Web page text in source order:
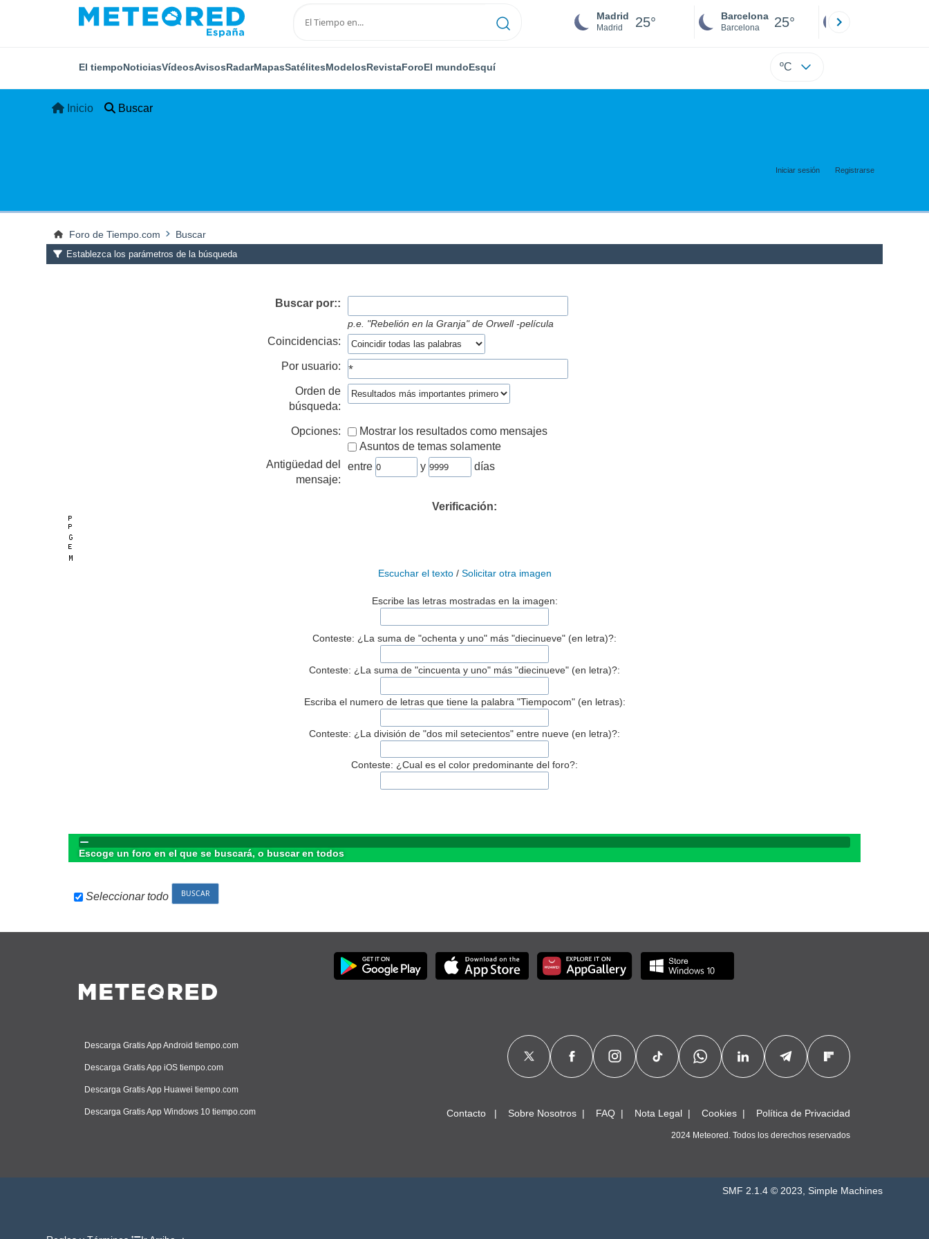
Madrid
Madrid 25° Barcelona
Barcelona 25°
El tiempoNoticiasVídeosAvisosRadarMapasSatélitesModelosRevistaForoEl mundoEsquí ºC
Inicio Buscar
Iniciar sesión Registrarse
Foro de Tiempo.com Buscar
Establezca los parámetros de la búsqueda
Buscar por::
p.e. "Rebelión en la Granja" de Orwell -película
Coincidencias:
Por usuario:
Orden de
búsqueda:
Opciones:
Mostrar los resultados como mensajes
Asuntos de temas solamente
Antigüedad del
mensaje:
entre y días
Verificación:
Escuchar el texto/ Solicitar otra imagen
Escribe las letras mostradas en la imagen:
Conteste: ¿La suma de "ochenta y uno" más "diecinueve" (en letra)?:
Conteste: ¿La suma de "cincuenta y uno" más "diecinueve" (en letra)?:
Escriba el numero de letras que tiene la palabra "Tiempocom" (en letras):
Conteste: ¿La división de "dos mil setecientos" entre nueve (en letra)?:
Conteste: ¿Cual es el color predominante del foro?:
Escoge un foro en el que se buscará, o buscar en todos
Seleccionar todo
Descarga Gratis App Android tiempo.com
Descarga Gratis App iOS tiempo.com
Descarga Gratis App Huawei tiempo.com
Descarga Gratis App Windows 10 tiempo.com Contacto Sobre Nosotros FAQ Nota Legal Cookies Política de Privacidad
2024 Meteored. Todos los derechos reservados
SMF 2.1.4 © 2023, Simple Machines